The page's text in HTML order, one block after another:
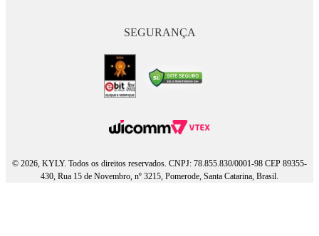
SEGURANÇA
© 2026, KYLY. Todos os direitos reservados. CNPJ: 78.855.830/0001-98 CEP 89355-
430, Rua 15 de Novembro, nº 3215, Pomerode, Santa Catarina, Brasil.